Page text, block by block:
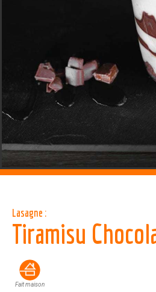
Lasagne :
Tiramisu
Fait maison